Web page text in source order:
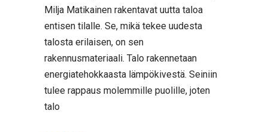
Milja Matikainen rakentavat uutta taloa
entisen tilalle. Se, mikä tekee uudesta
talosta erilaisen, on sen
rakennusmateriaali. Talo rakennetaan
energiatehokkaasta lämpökivestä. Seiniin
tulee rappaus molemmille puolille, joten
talo